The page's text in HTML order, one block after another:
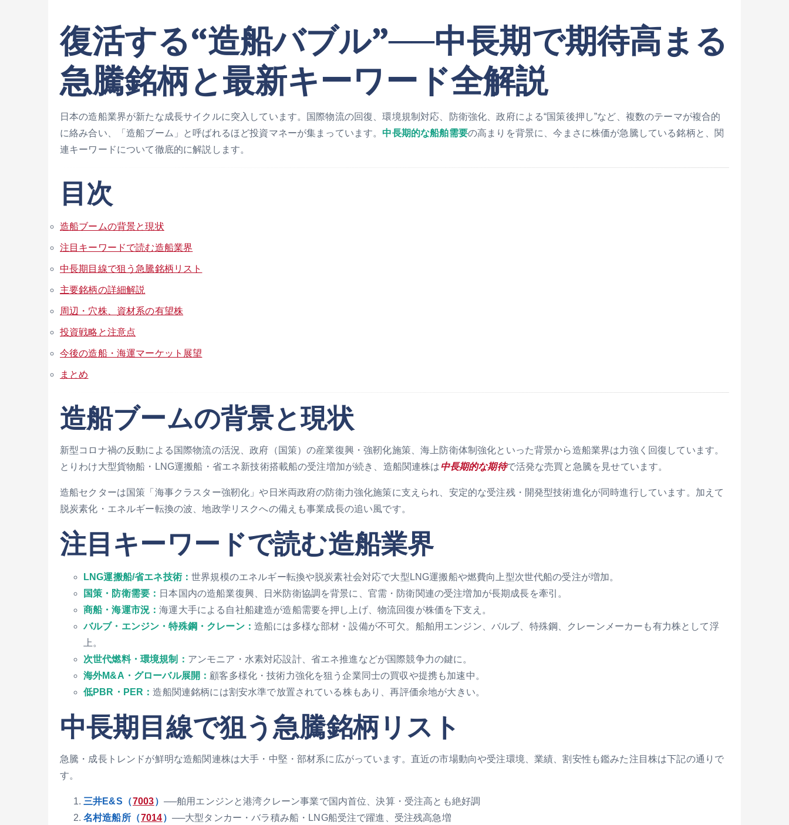
復活する“造船バブル”──中長期で期待高まる
急騰銘柄と最新キーワード全解説
日本の造船業界が新たな成長サイクルに突入しています。国際物流の回復、環境規制対応、防衛強化、政府による“国策後押し”など、複数のテーマが複合的
に絡み合い、「造船ブーム」と呼ばれるほど投資マネーが集まっています。中長期的な船舶需要の高まりを背景に、今まさに株価が急騰している銘柄と、関
連キーワードについて徹底的に解説します。
目次
造船ブームの背景と現状
注目キーワードで読む造船業界
中長期目線で狙う急騰銘柄リスト
主要銘柄の詳細解説
周辺・穴株、資材系の有望株
投資戦略と注意点
今後の造船・海運マーケット展望
まとめ
造船ブームの背景と現状
新型コロナ禍の反動による国際物流の活況、政府（国策）の産業復興・強靭化施策、海上防衛体制強化といった背景から造船業界は力強く回復しています。
とりわけ大型貨物船・LNG運搬船・省エネ新技術搭載船の受注増加が続き、造船関連株は中長期的な期待で活発な売買と急騰を見せています。
造船セクターは国策「海事クラスター強靭化」や日米両政府の防衛力強化施策に支えられ、安定的な受注残・開発型技術進化が同時進行しています。加えて
脱炭素化・エネルギー転換の波、地政学リスクへの備えも事業成長の追い風です。
注目キーワードで読む造船業界
LNG運搬船/省エネ技術：世界規模のエネルギー転換や脱炭素社会対応で大型LNG運搬船や燃費向上型次世代船の受注が増加。
国策・防衛需要： 日本国内の造船業復興、日米防衛協調を背景に、官需・防衛関連の受注増加が長期成長を牽引。
商船・海運市況：海運大手による自社船建造が造船需要を押し上げ、物流回復が株価を下支え。
バルブ・エンジン・特殊鋼・クレーン： 造船には多様な部材・設備が不可欠。船舶用エンジン、バルブ、特殊鋼、クレーンメーカーも有力株として浮
上。
次世代燃料・環境規制： アンモニア・水素対応設計、省エネ推進などが国際競争力の鍵に。
海外M&A・グローバル展開： 顧客多様化・技術力強化を狙う企業同士の買収や提携も加速中。
低PBR・PER：造船関連銘柄には割安水準で放置されている株もあり、再評価余地が大きい。
中長期目線で狙う急騰銘柄リスト
急騰・成長トレンドが鮮明な造船関連株は大手・中堅・部材系に広がっています。直近の市場動向や受注環境、業績、割安性も鑑みた注目株は下記の通りで
す。
三井E&S（7003） ──舶用エンジンと港湾クレーン事業で国内首位、決算・受注高とも絶好調
名村造船所（7014） ──大型タンカー・バラ積み船・LNG船受注で躍進、受注残高急増